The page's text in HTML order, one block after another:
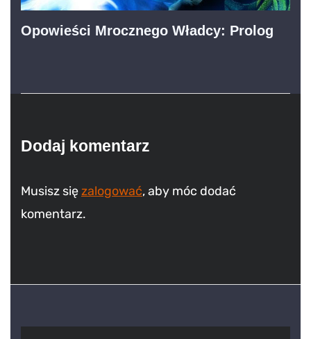
Opowieści Mrocznego Władcy: Prolog
Dodaj komentarz
Musisz sięzalogować, aby móc dodać
komentarz.